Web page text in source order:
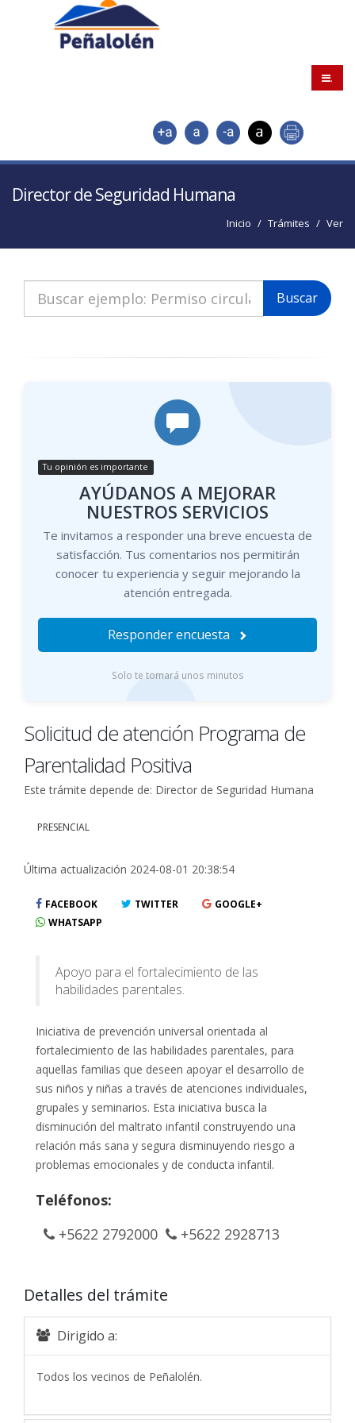
.
Director de Seguridad Humana
Inicio Trámites Ver
Buscar
Tu opinión es importante
AYÚDANOS A MEJORAR
NUESTROS SERVICIOS
Te invitamos a responder una breve encuesta de
satisfacción. Tus comentarios nos permitirán
conocer tu experiencia y seguir mejorando la
atención entregada.
Responder encuesta
Solo te tomará unos minutos
Solicitud de atención Programa de
Parentalidad Positiva
Este trámite depende de: Director de Seguridad Humana
PRESENCIAL
Última actualización 2024-08-01 20:38:54
FACEBOOK TWITTER
GOOGLE+
WHATSAPP
Apoyo para el fortalecimiento de las
habilidades parentales.
Iniciativa de prevención universal orientada al
fortalecimiento de las habilidades parentales, para
aquellas familias que deseen apoyar el desarrollo de
sus niños y niñas a través de atenciones individuales,
grupales y seminarios. Esta iniciativa busca la
disminución del maltrato infantil construyendo una
relación más sana y segura disminuyendo riesgo a
problemas emocionales y de conducta infantil.
Teléfonos:
+5622 2792000
+5622 2928713
Detalles del trámite
Dirigido a:
Todos los vecinos de Peñalolén.